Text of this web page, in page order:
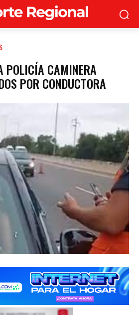
POLICÍA CAMINERA
POR CONDUCTORA